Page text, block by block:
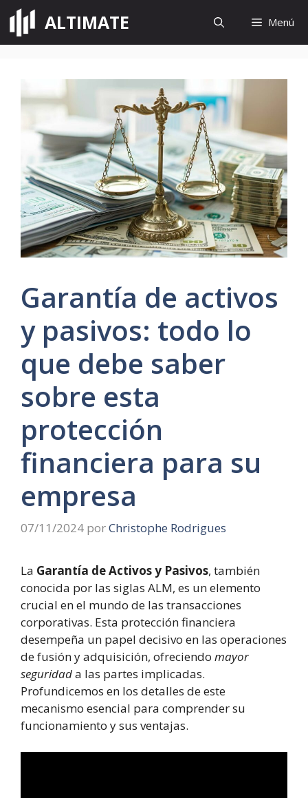
Saltar
contenido
ALTIMATE Menú
Garantía de activos
y pasivos: todo lo
que debe saber
sobre esta
protección
financiera para su
empresa
07/11/2024 porChristophe Rodrigues
La Garantía de Activos y Pasivos, también
conocida por las siglas ALM, es un elemento
crucial en el mundo de las transacciones
corporativas. Esta protección financiera
desempeña un papel decisivo en las operaciones
de fusión y adquisición, ofreciendo mayor
seguridada las partes implicadas.
Profundicemos en los detalles de este
mecanismo esencial para comprender su
funcionamiento y sus ventajas.